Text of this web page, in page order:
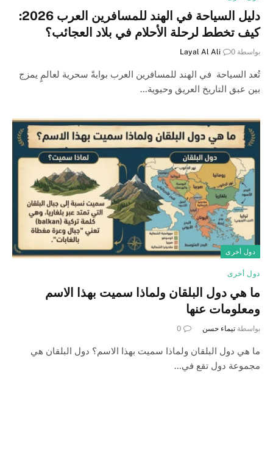
دليل السياحة في الهند للمسافرين العرب 2026:
كيف تخطط لرحلة الأحلام في بلاد العجائب؟
بواسطة Layal Al Ali 0
تُعد السياحة في الهند للمسافرين العرب بوابةً سحرية لعالمٍ يمزج
بين عبق التاريخ العريق وحيوية…
دول أخرى
دول أخرى
ما هي دول البلقان ولماذا سميت بهذا الاسم
ومعلومات عنها
بواسطة تيماء حسن 0
ما هي دول البلقان ولماذا سميت بهذا الاسم؟ دول البلقان هي
مجموعة دول تقع في…